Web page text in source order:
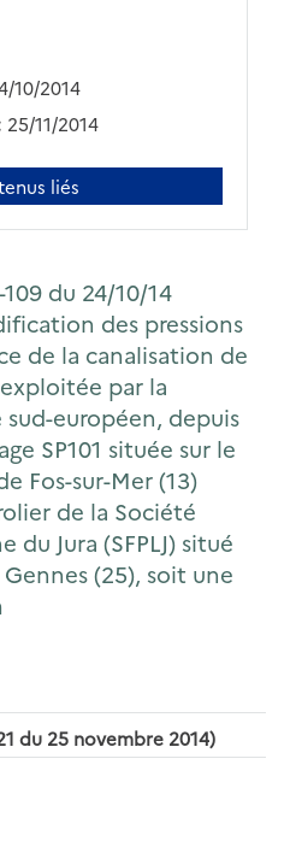
10/2014
25/11/2014
liés
109 du 24/10/14
des pressions
de la canalisation de
par la
européen, depuis
SP101 située sur le
Fos-sur-Mer (13)
de la Société
Jura (SFPLJ) situé
(25), soit une
du 25 novembre 2014)